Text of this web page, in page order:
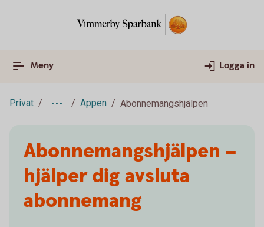
Meny Logga in
Privat Appen Abonnemangshjälpen
Abonnemangshjälpen –
hjälper dig avsluta
abonnemang